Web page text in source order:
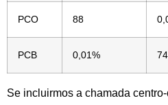
PCO 88
PCB 0,01% 74
Se incluirmos a chamada